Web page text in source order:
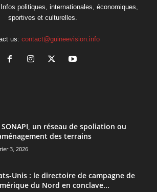
politiques, internationales, économiques,
sportives et culturelles.
us: contact@guineevision.info
SONAPI, un réseau de spoliation ou
des terrains
3, 2026
Unis : le directoire de campagne de
du Nord en conclave...